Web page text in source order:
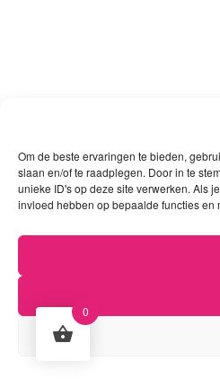
Om de beste ervaringen te bieden,
slaan en/of te raadplegen. Door in te
unieke ID's op deze site verwerken. Als
invloed hebben op bepaalde functies en
0